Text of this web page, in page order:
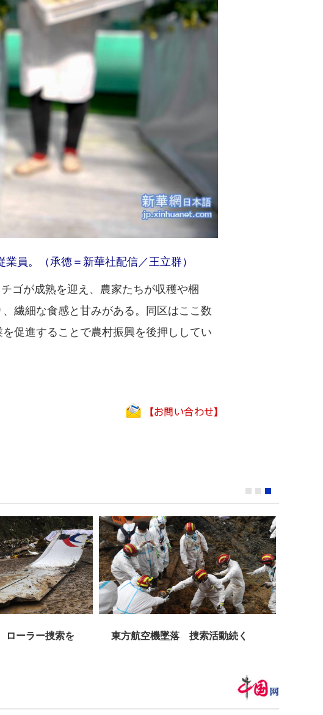
員。（承徳＝新華社配信／王立群）
ゴが成熟を迎え、農家たちが収穫や梱
繊細な食感と甘みがある。同区はここ数
促進することで農村振興を後押ししてい
ーラー捜索を
東方航空機墜落 捜索活動続く